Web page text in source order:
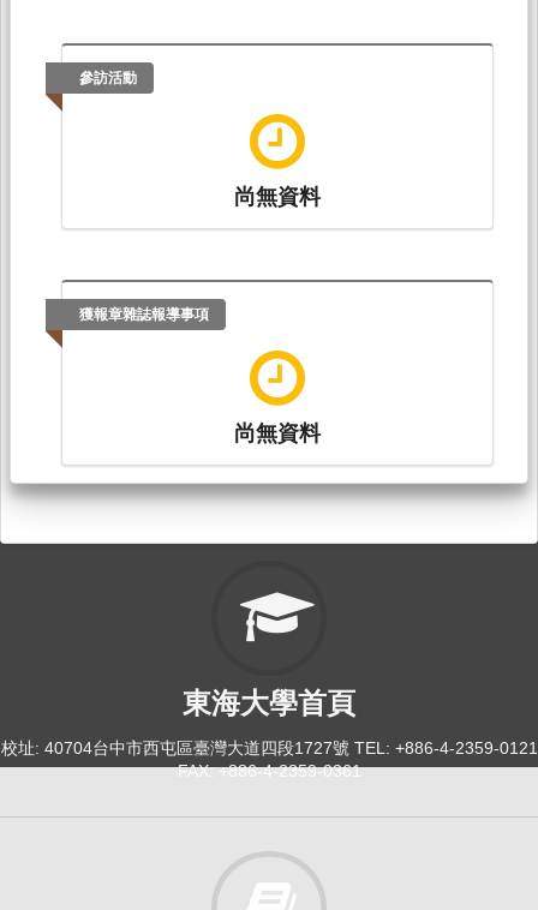
參訪活動
尚無資料
獲報章雜誌報導事項
尚無資料
東海大學首頁
校址: 40704台中市西屯區臺灣大道四段1727號 TEL: +886-4-2359-0121
FAX: +886-4-2359-0361